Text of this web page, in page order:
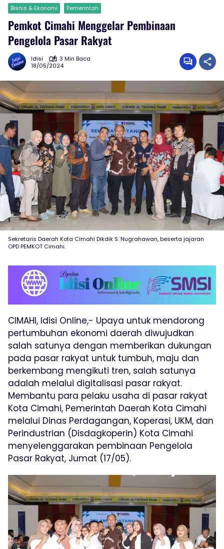
Bisnis & Ekonomi Pemerintah
Pemkot Cimahi Menggelar Pembinaan
Pengelola Pasar Rakyat
Idisi
3 Min Baca
18/05/2024
Sekretaris Daerah Kota Cimahi Dikdik S. Nugrahawan, beserta jajaran
OPD PEMKOT Cimahi.
CIMAHI, Idisi Online,- Upaya untuk mendorong
pertumbuhan ekonomi daerah diwujudkan
salah satunya dengan memberikan dukungan
pada pasar rakyat untuk tumbuh, maju dan
berkembang mengikuti tren, salah satunya
adalah melalui digitalisasi pasar rakyat.
Membantu para pelaku usaha di pasar rakyat
Kota Cimahi, Pemerintah Daerah Kota Cimahi
melalui Dinas Perdagangan, Koperasi, UKM, dan
Perindustrian (Disdagkoperin) Kota Cimahi
menyelenggarakan pembinaan Pengelola
Pasar Rakyat, Jumat (17/05).